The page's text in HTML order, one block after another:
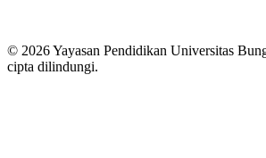
© 2026 Yayasan Pendidikan Universitas
cipta dilindungi.